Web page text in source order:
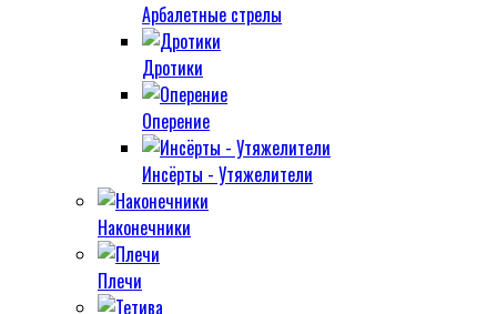
Арбалетные стрелы
Дротики
Оперение
Инсёрты - Утяжелители
Наконечники
Плечи